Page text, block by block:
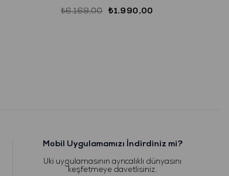
₺1.990,00
₺6.169,00
Mobil Uygulamamızı İndirdiniz mi?
Uki uygulamasının ayrıcalıklı dünyasını
keşfetmeye davetlisiniz.